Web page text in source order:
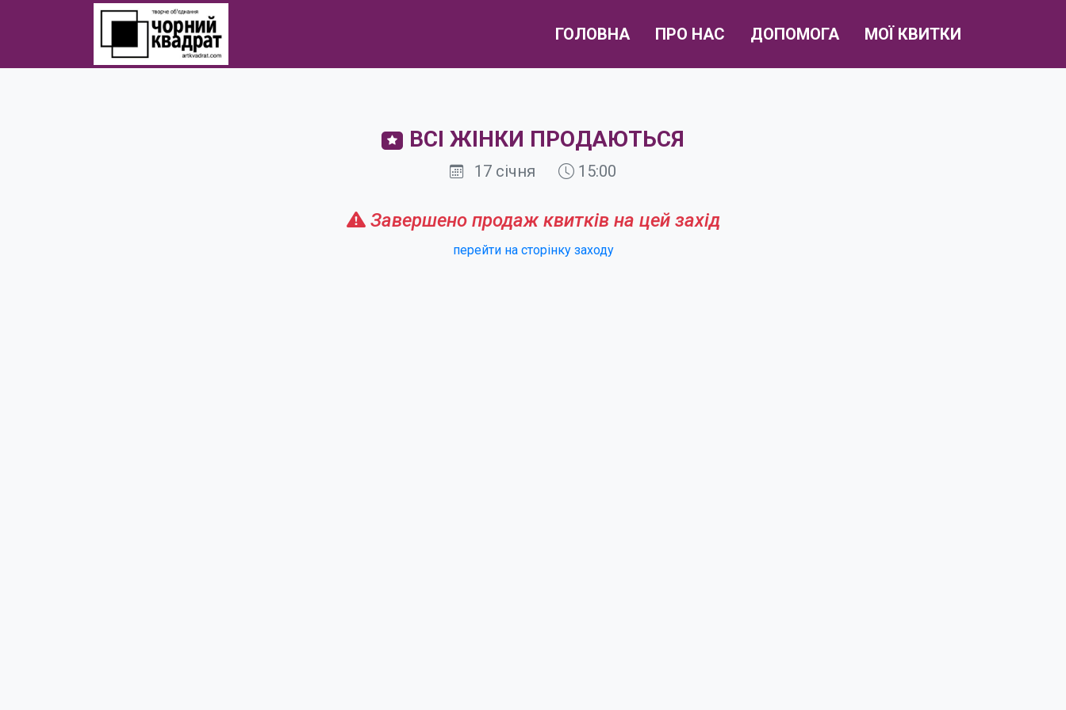
ГОЛОВНА ПРО НАС ДОПОМОГА МОЇ КВИТКИ
ВСІ ЖІНКИ ПРОДАЮТЬСЯ
17 січня 15:00
Завершено продаж квитків на цей захід
перейти на сторінку заходу